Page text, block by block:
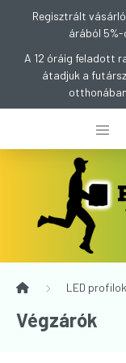
Regisztrált
árából
A 12 óráig feladott
átadjuk a
LED profilok
Végzárók